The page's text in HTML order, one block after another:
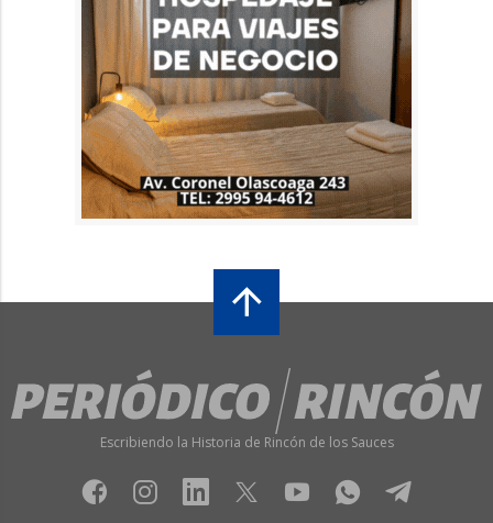
Escribiendo la Historia de Rincón de los Sauces